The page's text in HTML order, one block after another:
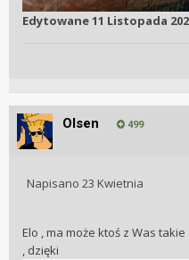
Edytowane11 Listopada
Olsen 499
Napisano 23 Kwietnia
Elo , ma może ktoś z Was
, dzięki